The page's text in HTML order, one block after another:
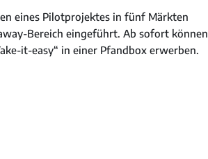
eines Pilotprojektes in fünf Märkten
Bereich eingeführt. Ab sofort können
it-easy“ in einer Pfandbox erwerben.